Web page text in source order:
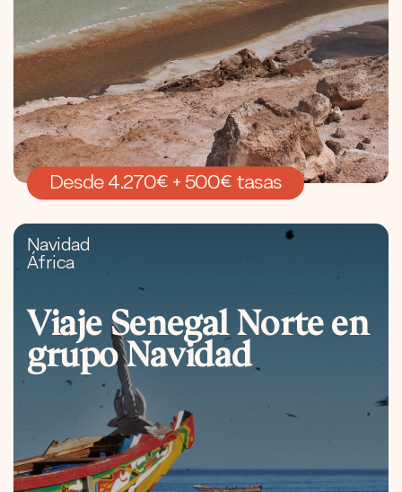
Desde 4.270€ + 500€ tasas
Navidad
África
Viaje Senegal Norte en
grupo Navidad